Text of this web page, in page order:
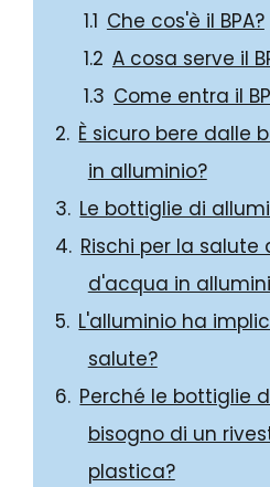
Che cos'è il BPA?
A cosa serve il
Come entra il
È sicuro bere dalle
in alluminio?
Le bottiglie di
Rischi per la salute
d'acqua in
L'alluminio ha
salute?
Perché le bottiglie
bisogno di un
plastica?